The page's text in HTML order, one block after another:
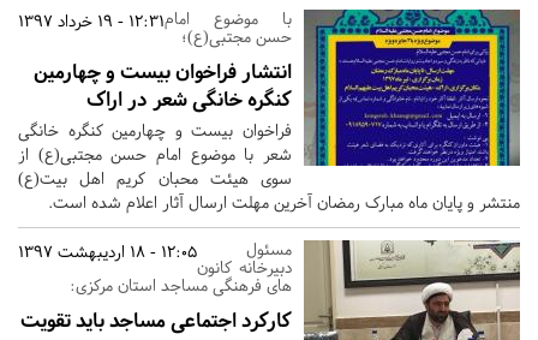
12:31 - 19 خرداد 1397با موضوع امام
حسن مجتبی(ع)؛
انتشار فراخوان بیست و چهارمین
کنگره خانگی شعر در اراک
فراخوان بیست و چهارمین کنگره خانگی
شعر با موضوع امام حسن مجتبی(ع) از
سوی هیئت محبان کریم اهل بیت(ع)
منتشر و پایان ماه مبارک رمضان آخرین مهلت ارسال آثار اعلام شده است.
12:05 - 18 اردیبهشت 1397 مسئول
دبیرخانه کانون
های فرهنگی مساجد استان مرکزی:
کارکرد اجتماعی مساجد باید تقویت